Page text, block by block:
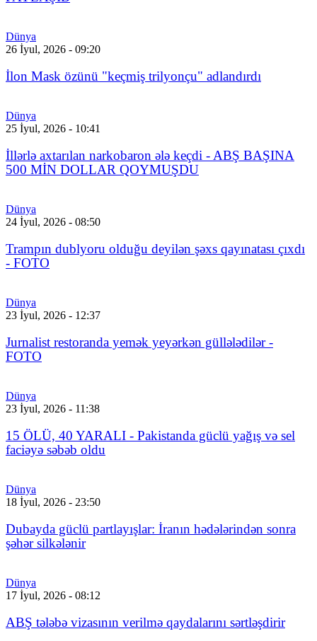
Dünya
26 İyul, 2026 - 09:20
İlon Mask özünü "keçmiş trilyonçu" adlandırdı
Dünya
25 İyul, 2026 - 10:41
İllərlə axtarılan narkobaron ələ keçdi - ABŞ BAŞINA
500 MİN DOLLAR QOYMUŞDU
Dünya
24 İyul, 2026 - 08:50
Trampın dublyoru olduğu deyilən şəxs qayınatası çıxdı
- FOTO
Dünya
23 İyul, 2026 - 12:37
Jurnalist restoranda yemək yeyərkən güllələdilər -
FOTO
Dünya
23 İyul, 2026 - 11:38
15 ÖLÜ, 40 YARALI - Pakistanda güclü yağış və sel
faciəyə səbəb oldu
Dünya
18 İyul, 2026 - 23:50
Dubayda güclü partlayışlar: İranın hədələrindən sonra
şəhər silkələnir
Dünya
17 İyul, 2026 - 08:12
ABŞ tələbə vizasının verilmə qaydalarını sərtləşdirir